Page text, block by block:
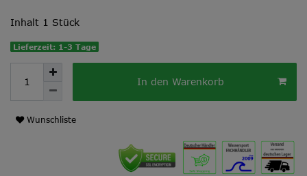
Inhalt 1 Stück
Lieferzeit: 1-3 Tage
In den Warenkorb
Wunschliste